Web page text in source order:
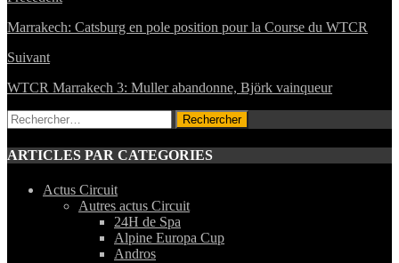
Marrakech: Catsburg en pole position pour la Course du WTCR
Suivant
WTCR Marrakech 3: Muller abandonne, Björk vainqueur
Rechercher :
ARTICLES PAR CATEGORIES
Actus Circuit
Autres actus Circuit
24H de Spa
Alpine Europa Cup
Andros